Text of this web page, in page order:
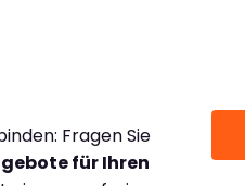
Fragen Sie
für Ihren